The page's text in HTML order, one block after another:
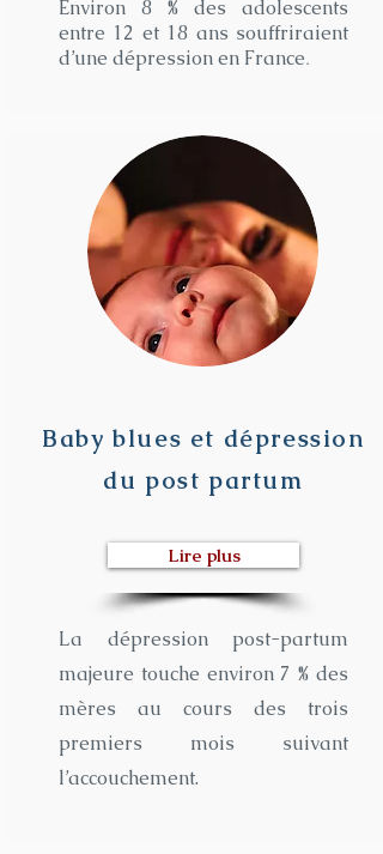
Environ 8 % des adolescents
entre 12 et 18 ans souffriraient
d’une dépression en France.
Baby blues et dépression
du post partum
Lire plus
La dépression post-partum
majeure touche environ 7 % des
mères au cours des trois
premiers mois suivant
l’accouchement.